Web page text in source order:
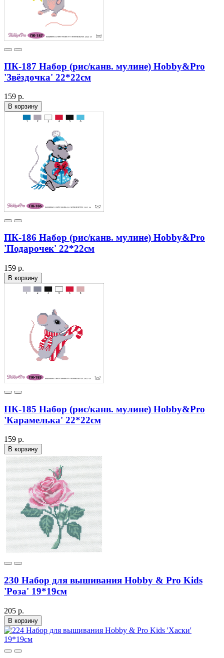
ПК-187 Набор (рис/канв. мулине) Hobby&Pro
'Звёздочка' 22*22см
159 р.
В корзину
ПК-186 Набор (рис/канв. мулине) Hobby&Pro
'Подарочек' 22*22см
159 р.
В корзину
ПК-185 Набор (рис/канв. мулине) Hobby&Pro
'Карамелька' 22*22см
159 р.
В корзину
230 Набор для вышивания Hobby & Pro Kids
'Роза' 19*19см
205 р.
В корзину